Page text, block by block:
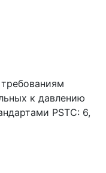
к давлению
PSTC: 6,